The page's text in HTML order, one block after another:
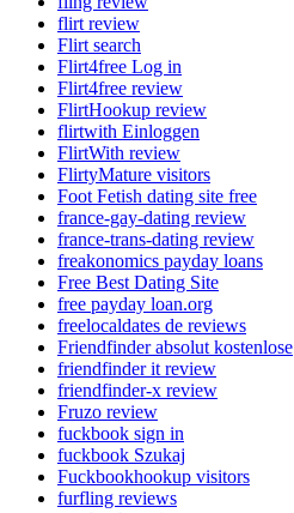
flirt review
Flirt search
Flirt4free Log in
Flirt4free review
FlirtHookup review
flirtwith Einloggen
FlirtWith review
FlirtyMature visitors
Foot Fetish dating site free
france-gay-dating review
france-trans-dating review
freakonomics payday loans
Free Best Dating Site
free payday loan.org
freelocaldates de reviews
Friendfinder absolut kostenlose
friendfinder it review
friendfinder-x review
Fruzo review
fuckbook sign in
fuckbook Szukaj
Fuckbookhookup visitors
furfling reviews